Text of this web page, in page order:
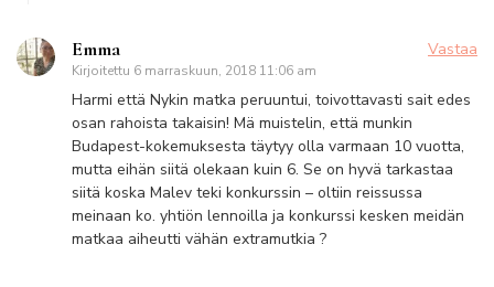
Emma
Kirjoitettu 6 marraskuun, 2018 11:06 am
Vastaa
Harmi että Nykin matka peruuntui, toivottavasti sait edes
osan rahoista takaisin! Mä muistelin, että munkin
Budapest-kokemuksesta täytyy olla varmaan 10 vuotta,
mutta eihän siitä olekaan kuin 6. Se on hyvä tarkastaa
siitä koska Malev teki konkurssin – oltiin reissussa
meinaan ko. yhtiön lennoilla ja konkurssi kesken meidän
matkaa aiheutti vähän extramutkia ?